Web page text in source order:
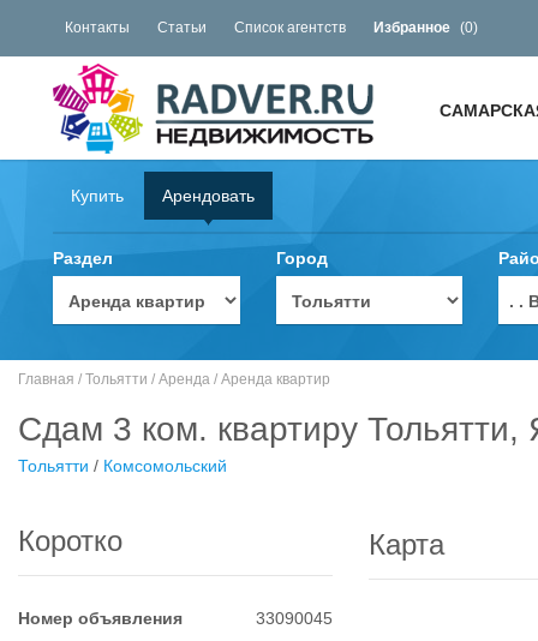
Контакты Статьи Список агентств Избранное (0)
Купить Арендовать
Раздел Город
. .
Главная / Тольятти / Аренда / Аренда квартир
Сдам 3 ком. квартиру Тольятти,
Тольятти / Комсомольский
Коротко
Номер объявления
33090045
Карта